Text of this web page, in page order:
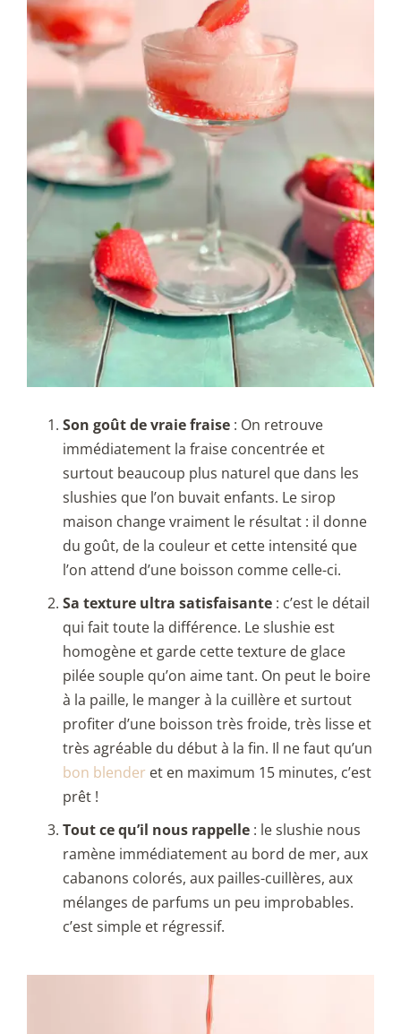
Son goût de vraie fraise : On retrouve
immédiatement la fraise concentrée et
surtout beaucoup plus naturel que dans les
slushies que l’on buvait enfants. Le sirop
maison change vraiment le résultat : il donne
du goût, de la couleur et cette intensité que
l’on attend d’une boisson comme celle-ci.
Sa texture ultra satisfaisante : c’est le détail
qui fait toute la différence. Le slushie est
homogène et garde cette texture de glace
pilée souple qu’on aime tant. On peut le boire
à la paille, le manger à la cuillère et surtout
profiter d’une boisson très froide, très lisse et
très agréable du début à la fin. Il ne faut qu’un
bon blender et en maximum 15 minutes, c’est
prêt !
Tout ce qu’il nous rappelle : le slushie nous
ramène immédiatement au bord de mer, aux
cabanons colorés, aux pailles-cuillères, aux
mélanges de parfums un peu improbables.
c’est simple et régressif.